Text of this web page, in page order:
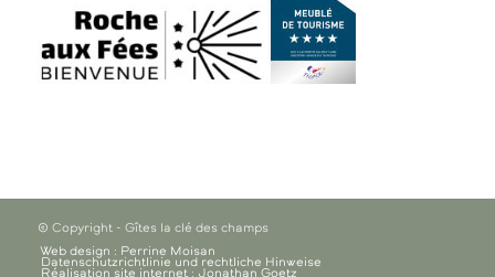
© Copyright - Gîtes la clé des champs
Web design : Perrine Moisan
Datenschutzrichtlinie und rechtliche Hinweise
Réalisation site internet : Jonathan Goetz